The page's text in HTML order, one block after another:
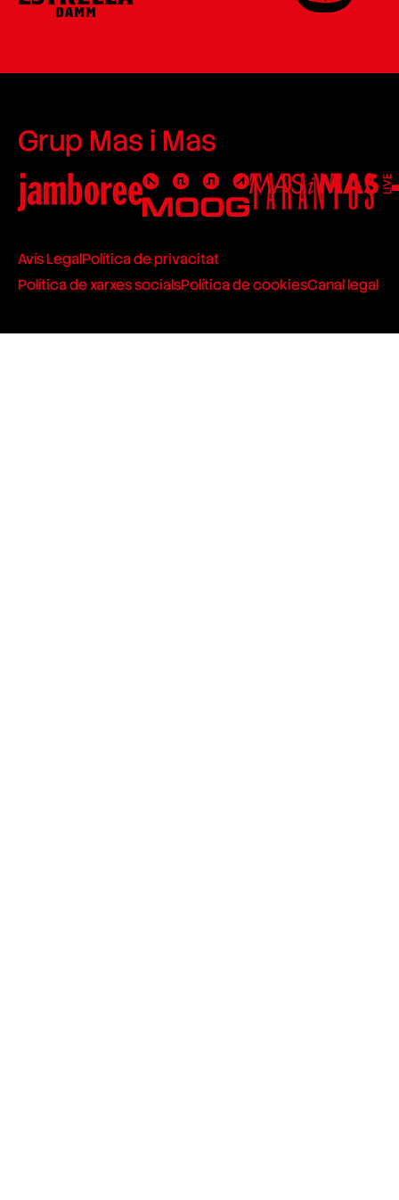
Grup Mas i Mas
Avís LegalPolítica de privacitat
Política de xarxes socialsPolítica de cookiesCanal legal